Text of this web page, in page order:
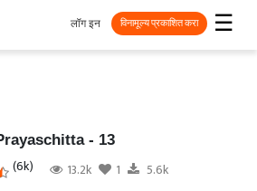
☰
लॉग इन विनामूल्य प्रकाशित करा
- 13
(6k) 13.2k 1 5.6k